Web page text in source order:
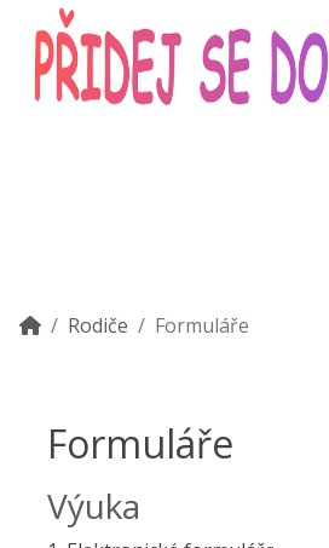
Rodiče Formuláře
Formuláře
Výuka